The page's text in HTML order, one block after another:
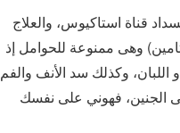
قناة استاكيوس، والعلاج
وهى ممنوعة للحوامل إذ
وكذلك سد الأنف والفم
الجنين، فهوني على نفسك